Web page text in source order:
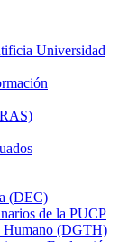
Universidad
(DEC)
de la PUCP
Humano (DGTH)